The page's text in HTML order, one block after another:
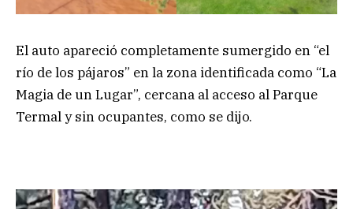
El auto apareció completamente sumergido en “el
río de los pájaros” en la zona identificada como “La
Magia de un Lugar”, cercana al acceso al Parque
Termal y sin ocupantes, como se dijo.